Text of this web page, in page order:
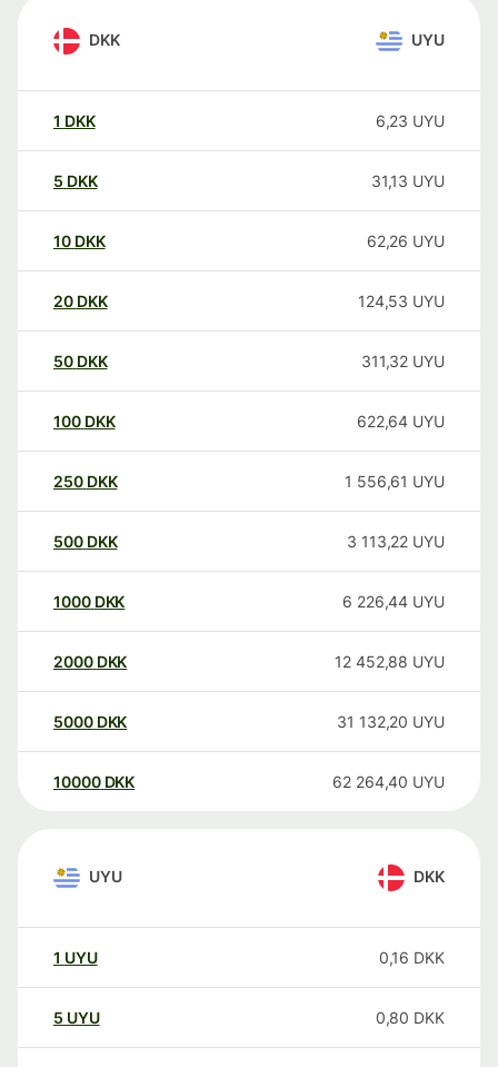
DKK UYU
1 DKK 6,23 UYU
5 DKK 31,13 UYU
10 DKK 62,26 UYU
20 DKK 124,53 UYU
50 DKK 311,32 UYU
100 DKK 622,64 UYU
250 DKK 1 556,61 UYU
500 DKK 3 113,22 UYU
1000 DKK 6 226,44 UYU
2000 DKK 12 452,88 UYU
5000 DKK 31 132,20 UYU
10000 DKK 62 264,40 UYU
UYU DKK
1 UYU 0,16 DKK
5 UYU 0,80 DKK